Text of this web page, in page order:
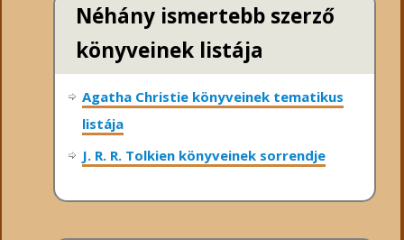
Néhány ismertebb szerző
könyveinek listája
Agatha Christie könyveinek tematikus
listája
J. R. R. Tolkien könyveinek sorrendje